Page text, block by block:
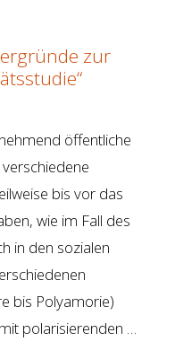
zur
öffentliche
bis vor das
wie im Fall des
in den sozialen
bis Polyamorie)
polarisierenden …